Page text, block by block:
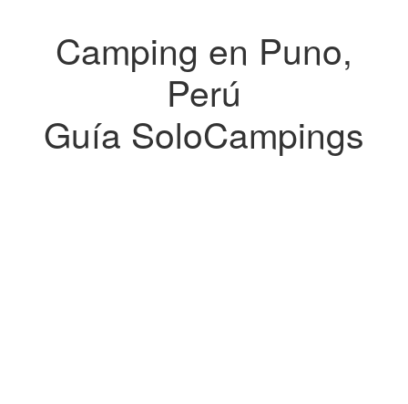
Camping en Puno,
Perú
Guía SoloCampings